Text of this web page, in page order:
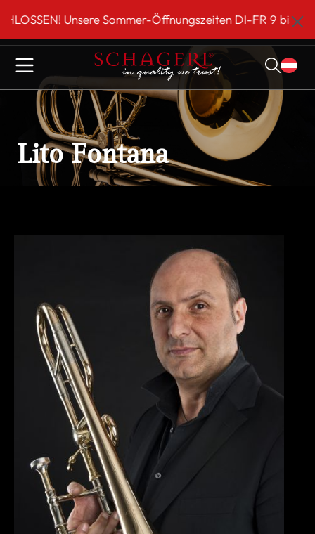
springen
Unsere Sommer-Öffnungszeiten DI-FR 9 bis 18
Lito Fontana